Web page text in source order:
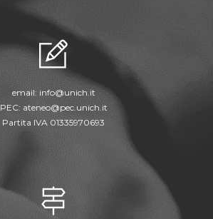
email: info@unich.it
PEC: ateneo@pec.unich.it
Partita IVA 01335970693